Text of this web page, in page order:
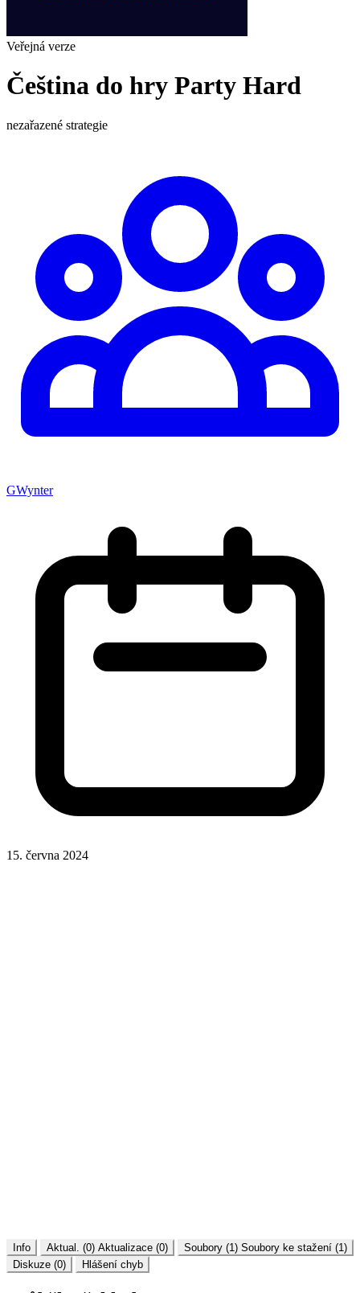
Veřejná verze
Čeština do hry Party Hard
nezařazené strategie
GWynter
15. června 2024
Info Aktual. (0) Aktualizace (0) Soubory (1) Soubory ke stažení (1)
Diskuze (0)
Hlášení chyb